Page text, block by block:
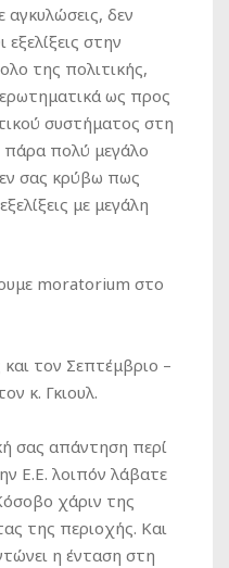
αγκυλώσεις, δεν
στην
της πολιτικής,
ως προς
συστήματος στη
πάρα πολύ μεγάλο
σας κρύβω πως
με μεγάλη
moratorium στο
τον Σεπτέμβριο –
κ. Γκιουλ.
σας απάντηση περί
Ε.Ε. λοιπόν λάβατε
χάριν της
της περιοχής. Και
η ένταση στη